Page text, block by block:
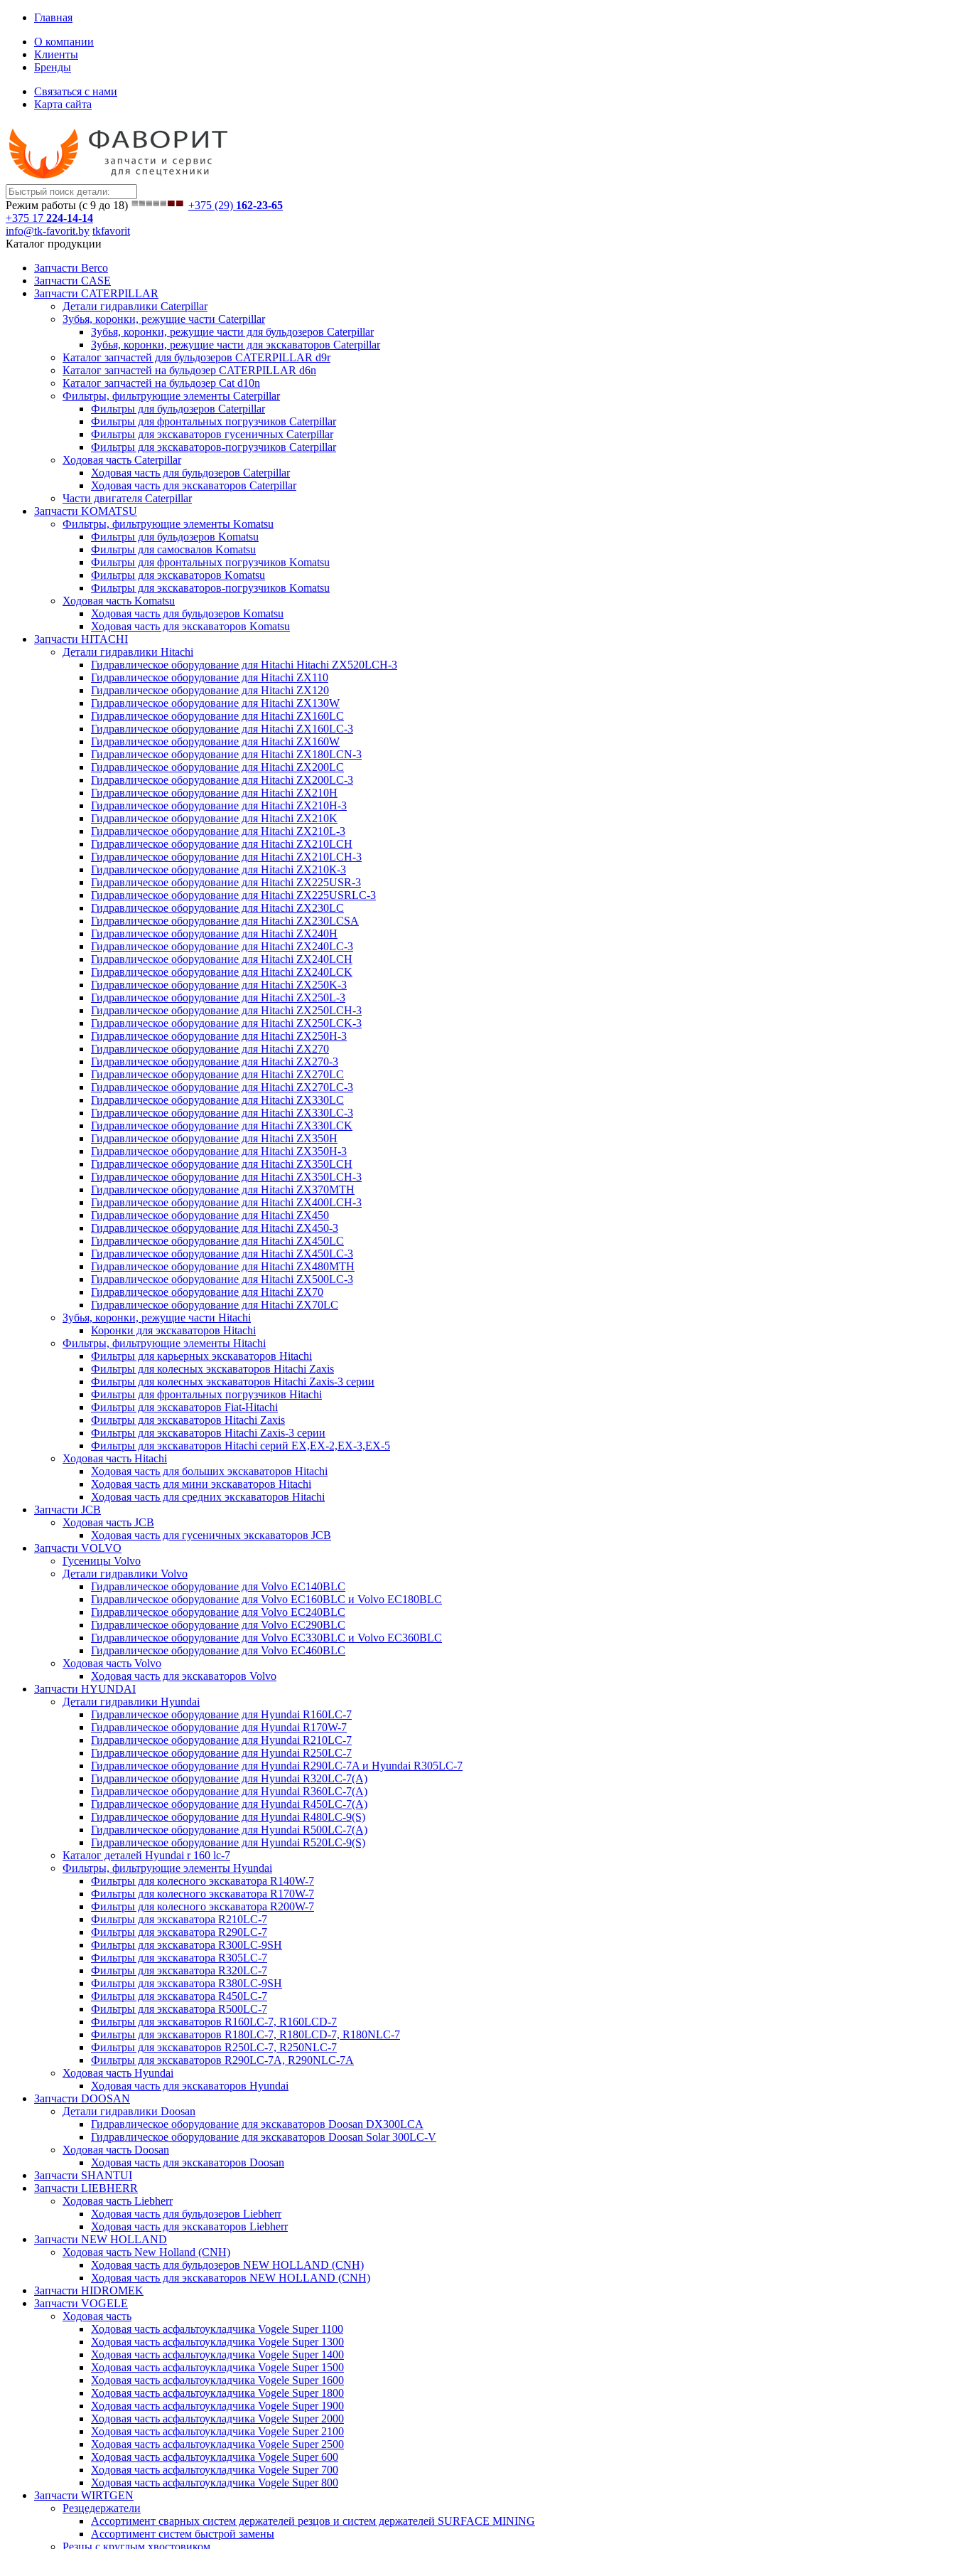
Главная
О компании
Клиенты
Бренды
Связаться с нами
Карта сайта
Режим работы (с 9 до 18) +375 (29) 162-23-65
+375 17 224-14-14
info@tk-favorit.by tkfavorit
Каталог продукции
Запчасти Berco
Запчасти CASE
Запчасти CATERPILLAR
Детали гидравлики Caterpillar
Зубья, коронки, режущие части Caterpillar
Зубья, коронки, режущие части для бульдозеров Caterpillar
Зубья, коронки, режущие части для экскаваторов Caterpillar
Каталог запчастей для бульдозеров CATERPILLAR d9r
Каталог запчастей на бульдозер CATERPILLAR d6n
Каталог запчастей на бульдозер Сat d10n
Фильтры, фильтрующие элементы Caterpillar
Фильтры для бульдозеров Caterpillar
Фильтры для фронтальных погрузчиков Caterpillar
Фильтры для экскаваторов гусеничных Caterpillar
Фильтры для экскаваторов-погрузчиков Caterpillar
Ходовая часть Caterpillar
Ходовая часть для бульдозеров Caterpillar
Ходовая часть для экскаваторов Caterpillar
Части двигателя Caterpillar
Запчасти KOMATSU
Фильтры, фильтрующие элементы Komatsu
Фильтры для бульдозеров Komatsu
Фильтры для самосвалов Komatsu
Фильтры для фронтальных погрузчиков Komatsu
Фильтры для экскаваторов Komatsu
Фильтры для экскаваторов-погрузчиков Komatsu
Ходовая часть Komatsu
Ходовая часть для бульдозеров Komatsu
Ходовая часть для экскаваторов Komatsu
Запчасти HITACHI
Детали гидравлики Hitachi
Гидравлическое оборудование для Hitachi Hitachi ZX520LCH-3
Гидравлическое оборудование для Hitachi ZX110
Гидравлическое оборудование для Hitachi ZX120
Гидравлическое оборудование для Hitachi ZX130W
Гидравлическое оборудование для Hitachi ZX160LC
Гидравлическое оборудование для Hitachi ZX160LC-3
Гидравлическое оборудование для Hitachi ZX160W
Гидравлическое оборудование для Hitachi ZX180LCN-3
Гидравлическое оборудование для Hitachi ZX200LC
Гидравлическое оборудование для Hitachi ZX200LC-3
Гидравлическое оборудование для Hitachi ZX210H
Гидравлическое оборудование для Hitachi ZX210H-3
Гидравлическое оборудование для Hitachi ZX210K
Гидравлическое оборудование для Hitachi ZX210L-3
Гидравлическое оборудование для Hitachi ZX210LCH
Гидравлическое оборудование для Hitachi ZX210LCH-3
Гидравлическое оборудование для Hitachi ZX210К-3
Гидравлическое оборудование для Hitachi ZX225USR-3
Гидравлическое оборудование для Hitachi ZX225USRLC-3
Гидравлическое оборудование для Hitachi ZX230LC
Гидравлическое оборудование для Hitachi ZX230LCSA
Гидравлическое оборудование для Hitachi ZX240H
Гидравлическое оборудование для Hitachi ZX240LC-3
Гидравлическое оборудование для Hitachi ZX240LCH
Гидравлическое оборудование для Hitachi ZX240LCK
Гидравлическое оборудование для Hitachi ZX250K-3
Гидравлическое оборудование для Hitachi ZX250L-3
Гидравлическое оборудование для Hitachi ZX250LCH-3
Гидравлическое оборудование для Hitachi ZX250LCK-3
Гидравлическое оборудование для Hitachi ZX250Н-3
Гидравлическое оборудование для Hitachi ZX270
Гидравлическое оборудование для Hitachi ZX270-3
Гидравлическое оборудование для Hitachi ZX270LC
Гидравлическое оборудование для Hitachi ZX270LC-3
Гидравлическое оборудование для Hitachi ZX330LC
Гидравлическое оборудование для Hitachi ZX330LC-3
Гидравлическое оборудование для Hitachi ZX330LCK
Гидравлическое оборудование для Hitachi ZX350H
Гидравлическое оборудование для Hitachi ZX350H-3
Гидравлическое оборудование для Hitachi ZX350LCH
Гидравлическое оборудование для Hitachi ZX350LCH-3
Гидравлическое оборудование для Hitachi ZX370MTH
Гидравлическое оборудование для Hitachi ZX400LCH-3
Гидравлическое оборудование для Hitachi ZX450
Гидравлическое оборудование для Hitachi ZX450-3
Гидравлическое оборудование для Hitachi ZX450LC
Гидравлическое оборудование для Hitachi ZX450LC-3
Гидравлическое оборудование для Hitachi ZX480MTH
Гидравлическое оборудование для Hitachi ZX500LC-3
Гидравлическое оборудование для Hitachi ZX70
Гидравлическое оборудование для Hitachi ZX70LC
Зубья, коронки, режущие части Hitachi
Коронки для экскаваторов Hitachi
Фильтры, фильтрующие элементы Hitachi
Фильтры для карьерных экскаваторов Hitachi
Фильтры для колесных экскаваторов Hitachi Zaxis
Фильтры для колесных экскаваторов Hitachi Zaxis-3 серии
Фильтры для фронтальных погрузчиков Hitachi
Фильтры для экскаваторов Fiat-Hitachi
Фильтры для экскаваторов Hitachi Zaxis
Фильтры для экскаваторов Hitachi Zaxis-3 серии
Фильтры для экскаваторов Hitachi серий EX,EX-2,EX-3,EX-5
Ходовая часть Hitachi
Ходовая часть для больших экскаваторов Hitachi
Ходовая часть для мини экскаваторов Hitachi
Ходовая часть для средних экскаваторов Hitachi
Запчасти JCB
Ходовая часть JCB
Ходовая часть для гусеничных экскаваторов JCB
Запчасти VOLVO
Гусеницы Volvo
Детали гидравлики Volvo
Гидравлическое оборудование для Volvo EC140BLC
Гидравлическое оборудование для Volvo EC160BLC и Volvo EC180BLC
Гидравлическое оборудование для Volvo EC240BLC
Гидравлическое оборудование для Volvo EC290BLC
Гидравлическое оборудование для Volvo EC330BLC и Volvo EC360BLC
Гидравлическое оборудование для Volvo EC460BLC
Ходовая часть Volvo
Ходовая часть для экскаваторов Volvo
Запчасти HYUNDAI
Детали гидравлики Hyundai
Гидравлическое оборудование для Hyundai R160LC-7
Гидравлическое оборудование для Hyundai R170W-7
Гидравлическое оборудование для Hyundai R210LC-7
Гидравлическое оборудование для Hyundai R250LC-7
Гидравлическое оборудование для Hyundai R290LC-7A и Hyundai R305LC-7
Гидравлическое оборудование для Hyundai R320LC-7(A)
Гидравлическое оборудование для Hyundai R360LC-7(A)
Гидравлическое оборудование для Hyundai R450LC-7(A)
Гидравлическое оборудование для Hyundai R480LC-9(S)
Гидравлическое оборудование для Hyundai R500LC-7(A)
Гидравлическое оборудование для Hyundai R520LC-9(S)
Каталог деталей Hyundai r 160 lc-7
Фильтры, фильтрующие элементы Hyundai
Фильтры для колесного экскаватора R140W-7
Фильтры для колесного экскаватора R170W-7
Фильтры для колесного экскаватора R200W-7
Фильтры для экскаватора R210LC-7
Фильтры для экскаватора R290LC-7
Фильтры для экскаватора R300LC-9SH
Фильтры для экскаватора R305LC-7
Фильтры для экскаватора R320LC-7
Фильтры для экскаватора R380LC-9SH
Фильтры для экскаватора R450LC-7
Фильтры для экскаватора R500LC-7
Фильтры для экскаваторов R160LC-7, R160LCD-7
Фильтры для экскаваторов R180LC-7, R180LCD-7, R180NLC-7
Фильтры для экскаваторов R250LC-7, R250NLC-7
Фильтры для экскаваторов R290LC-7A, R290NLC-7A
Ходовая часть Hyundai
Ходовая часть для экскаваторов Hyundai
Запчасти DOOSAN
Детали гидравлики Doosan
Гидравлическое оборудование для экскаваторов Doosan DX300LCA
Гидравлическое оборудование для экскаваторов Doosan Solar 300LC-V
Ходовая часть Doosan
Ходовая часть для экскаваторов Doosan
Запчасти SHANTUI
Запчасти LIEBHERR
Ходовая часть Liebherr
Ходовая часть для бульдозеров Liebherr
Ходовая часть для экскаваторов Liebherr
Запчасти NEW HOLLAND
Ходовая часть New Holland (CNH)
Ходовая часть для бульдозеров NEW HOLLAND (CNH)
Ходовая часть для экскаваторов NEW HOLLAND (CNH)
Запчасти HIDROMEK
Запчасти VOGELE
Ходовая часть
Ходовая часть асфальтоукладчика Vogele Super 1100
Ходовая часть асфальтоукладчика Vogele Super 1300
Ходовая часть асфальтоукладчика Vogele Super 1400
Ходовая часть асфальтоукладчика Vogele Super 1500
Ходовая часть асфальтоукладчика Vogele Super 1600
Ходовая часть асфальтоукладчика Vogele Super 1800
Ходовая часть асфальтоукладчика Vogele Super 1900
Ходовая часть асфальтоукладчика Vogele Super 2000
Ходовая часть асфальтоукладчика Vogele Super 2100
Ходовая часть асфальтоукладчика Vogele Super 2500
Ходовая часть асфальтоукладчика Vogele Super 600
Ходовая часть асфальтоукладчика Vogele Super 700
Ходовая часть асфальтоукладчика Vogele Super 800
Запчасти WIRTGEN
Резцедержатели
Ассортимент сварных систем держателей резцов и систем держателей SURFACE MINING
Ассортимент систем быстрой замены
Резцы с круглым хвостовиком